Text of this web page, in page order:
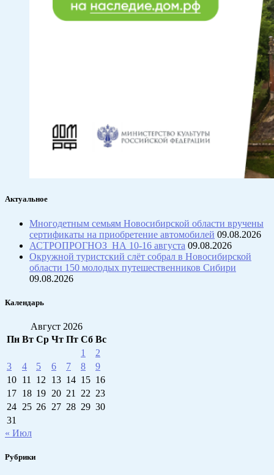
Актуальное
Многодетным семьям Новосибирской области вручены
сертификаты на приобретение автомобилей 09.08.2026
АСТРОПРОГНОЗ НА 10-16 августа 09.08.2026
Окружной туристский слёт собрал в Новосибирской
области 150 молодых путешественников Сибири
09.08.2026
Календарь
Август 2026
Пн Вт Ср Чт Пт Сб Вс
1
2
3
4 5 6 7 8
9
10 11 12 13 14 15 16
17 18 19 20 21 22 23
24 25 26 27 28 29 30
31
« Июл
Рубрики